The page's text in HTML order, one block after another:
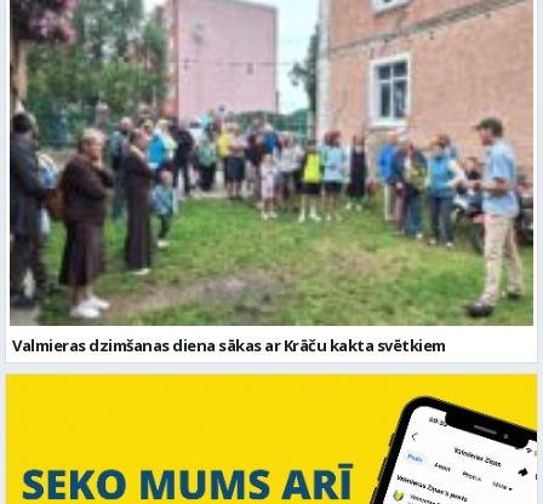
Valmieras dzimšanas diena sākas ar Krāču kakta svētkiem